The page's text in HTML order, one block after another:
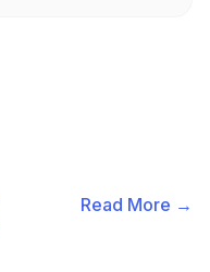
Read More →